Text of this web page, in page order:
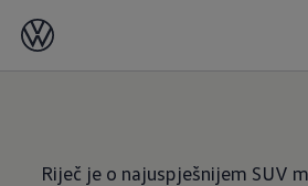
07/01/2020
Riječ je o najuspješnijem SUV